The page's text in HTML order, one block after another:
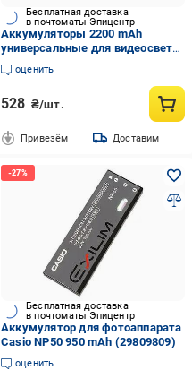
Бесплатная доставка
в почтоматы Эпицентр
Аккумуляторы 2200 mAh
универсальные для видеосвета
камеры F770/F750 2 шт.
(33998500)
оценить
528 ₴/шт.
Привезём Доставим
Бесплатная доставка
в почтоматы Эпицентр
Аккумулятор для фотоаппарата
Casio NP50 950 mAh (29809809)
оценить